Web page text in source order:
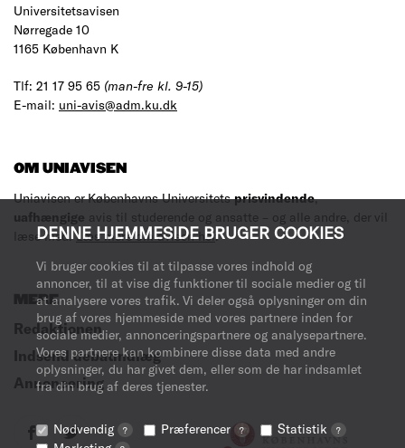
DENNE HJEMMESIDE BRUGER COOKIES
Vi bruger cookies til at tilpasse vores indhold og
annoncer, til at vise dig funktioner til sociale medier og til
at analysere vores trafik. Vi deler også oplysninger om din
brug af vores hjemmeside med vores partnere inden for
sociale medier, annonceringspartnere og analysepartnere.
Vores partnere kan kombinere disse data med andre
oplysninger, du har givet dem, eller som de har indsamlet
fra din brug af deres tjenester.
Nødvendig ? Præferencer ? Statistik ?
Universitetsavisen
Nørregade 10
1165 København K
Tlf: 21 17 95 65 (man-fre kl. 9-15)
E-mail: uni-avis@adm.ku.dk
OM UNIAVISEN
Uniavisen er Københavns Universitetsprisvindende,
uafhængige avis til studerende og ansatte – og alle andre, der vil
læse med.Læs mere om avisen her.
MERE
Redaktionen
Indsend debatindlæg
Annoncering